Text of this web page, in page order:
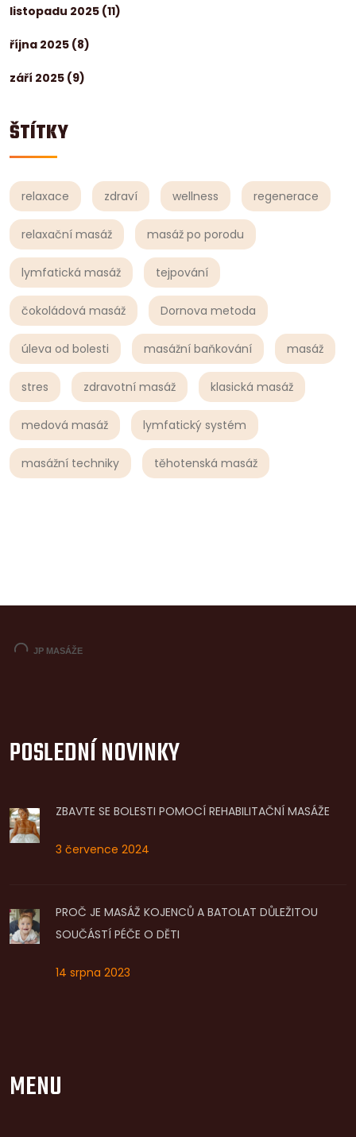
listopadu 2025 (11)
října 2025 (8)
září 2025 (9)
ŠTÍTKY
relaxace zdraví wellness regenerace
relaxační masáž masáž po porodu
lymfatická masáž tejpování
čokoládová masáž Dornova metoda
úleva od bolesti masážní baňkování masáž
stres zdravotní masáž klasická masáž
medová masáž lymfatický systém
masážní techniky těhotenská masáž
POSLEDNÍ NOVINKY
ZBAVTE SE BOLESTI POMOCÍ REHABILITAČNÍ MASÁŽE
3 července 2024
PROČ JE MASÁŽ KOJENCŮ A BATOLAT DŮLEŽITOU
SOUČÁSTÍ PÉČE O DĚTI
14 srpna 2023
MENU